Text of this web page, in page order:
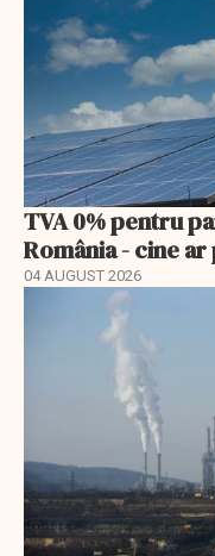
TVA 0% pentru
România - cine
04 AUGUST 2026